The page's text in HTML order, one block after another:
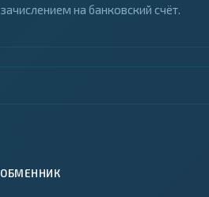
зачислением на банковский счёт.
ОБМЕННИК